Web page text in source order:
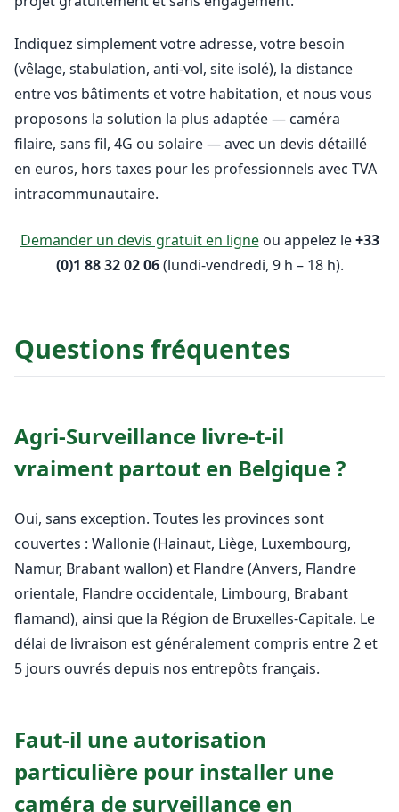
Indiquez simplement votre adresse, votre besoin
(vêlage, stabulation, anti-vol, site isolé), la distance
entre vos bâtiments et votre habitation, et nous vous
proposons la solution la plus adaptée — caméra
filaire, sans fil, 4G ou solaire — avec un devis détaillé
en euros, hors taxes pour les professionnels avec TVA
intracommunautaire.
Demander un devis gratuit en ligneou appelez le+33
(0)1 88 32 02 06(lundi-vendredi, 9 h – 18 h).
Questions fréquentes
Agri-Surveillance livre-t-il
vraiment partout en Belgique ?
Oui, sans exception. Toutes les provinces sont
couvertes : Wallonie (Hainaut, Liège, Luxembourg,
Namur, Brabant wallon) et Flandre (Anvers, Flandre
orientale, Flandre occidentale, Limbourg, Brabant
flamand), ainsi que la Région de Bruxelles-Capitale. Le
délai de livraison est généralement compris entre 2 et
5 jours ouvrés depuis nos entrepôts français.
Faut-il une autorisation
particulière pour installer une
caméra de surveillance en